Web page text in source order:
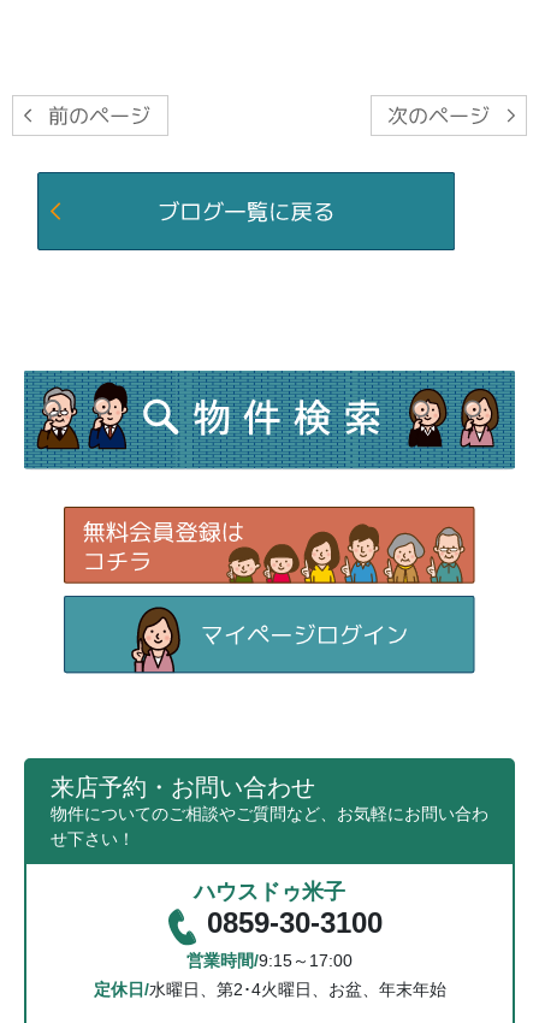
来店予約・お問い合わせ
物件についてのご相談やご質問など、お気軽にお問い合わ
せ下さい！
ハウスドゥ米子
0859-30-3100
営業時間/9:15～17:00
定休日/水曜日、第2･4火曜日、お盆、年末年始